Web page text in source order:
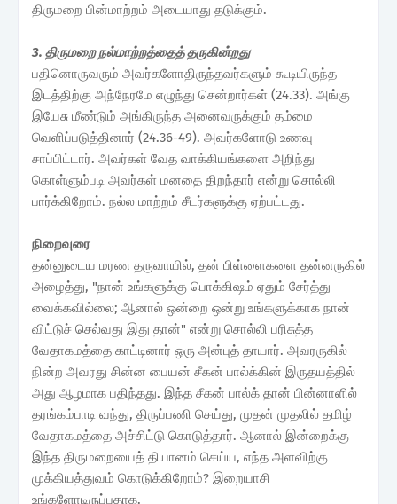
திருமறை பின்மாற்றம் அடையாது தடுக்கும்.
3. திருமறை நல்மாற்றத்தைத் தருகின்றது
பதினொருவரும் அவர்களோதிருந்தவர்களும் கூடியிருந்த
இடத்திற்கு அந்நேரமே எழுந்து சென்றார்கள் (24.33). அங்கு
இயேசு மீண்டும் அங்கிருந்த அனைவருக்கும் தம்மை
வெளிப்படுத்தினார் (24.36-49). அவர்களோடு உணவு
சாப்பிட்டார். அவர்கள் வேத வாக்கியங்களை அறிந்து
கொள்ளும்படி அவர்கள் மனதை திறந்தார் என்று சொல்லி
பார்க்கிறோம். நல்ல மாற்றம் சீடர்களுக்கு ஏற்பட்டது.
நிறைவுரை
தன்னுடைய மரண தருவாயில், தன் பிள்ளைகளை தன்னருகில்
அழைத்து, "நான் உங்களுக்கு பொக்கிஷம் ஏதும் சேர்த்து
வைக்கவில்லை; ஆனால் ஒன்றை ஒன்று உங்களுக்காக நான்
விட்டுச் செல்வது இது தான்" என்று சொல்லி பரிசுத்த
வேதாகமத்தை காட்டினார் ஒரு அன்புத் தாயார். அவரருகில்
நின்ற அவரது சின்ன பையன் சீகன் பால்க்கின் இருதயத்தில்
அது ஆழமாக பதிந்தது. இந்த சீகன் பால்க் தான் பின்னாளில்
தரங்கம்பாடி வந்து, திருப்பணி செய்து, முதன் முதலில் தமிழ்
வேதாகமத்தை அச்சிட்டு கொடுத்தார். ஆனால் இன்றைக்கு
இந்த திருமறையைத் தியானம் செய்ய, எந்த அளவிற்கு
முக்கியத்துவம் கொடுக்கிறோம்? இறையாசி
உங்களோடிருப்பதாக.